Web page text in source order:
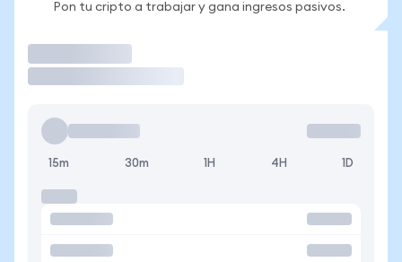
Pon tu cripto a trabajar y gana ingresos pasivos.
15m 30m 1H 4H 1D